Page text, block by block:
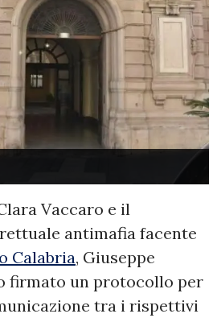
Vaccaro e il
antimafia facente
Calabria, Giuseppe
firmato un protocollo per
tra i rispettivi